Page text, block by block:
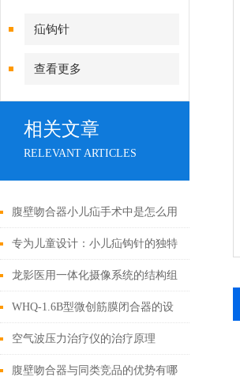
疝钩针
查看更多
相关文章
RELEVANT ARTICLES
腹壁吻合器小儿疝手术中是怎么用
的
专为儿童设计：小儿疝钩针的独特
之处
龙影医用一体化摄像系统的结构组
成与功能优势
WHQ-1.6B型微创筋膜闭合器的设
计原理与应用
空气波压力治疗仪的治疗原理
腹壁吻合器与同类竞品的优势有哪